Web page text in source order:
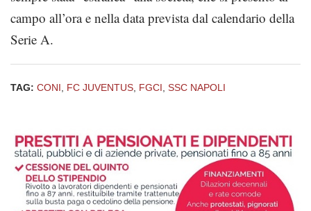
campo all’ora e nella data prevista dal calendario della
Serie A.
TAG: CONI, FC JUVENTUS, FGCI, SSC NAPOLI